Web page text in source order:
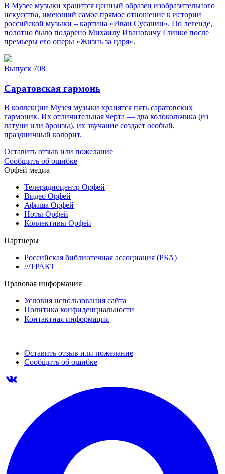
В Музее музыки хранится ценный образец изобразительного
искусства, имеющий самое прямое отношение к истории
российской музыки – картина «Иван Сусанин». По легенде,
полотно было подарено Михаилу Ивановичу Глинке после
премьеры его оперы «Жизнь за царя».
Выпуск 708
Саратовская гармонь
В коллекции Музея музыки хранятся пять саратовских
гармоник. Их отличительная черта — два колокольчика (из
латуни или бронзы), их звучание создает особый,
праздничный колорит.
Оставить отзыв или пожелание
Сообщить об ошибке
Орфей медиа
Телерадиоцентр Орфей
Видео Орфей
Афиша Орфей
Ноты Орфей
Коллективы Орфей
Партнеры
Российская библиотечная ассоциация (РБА)
///ТРАКТ
Правовая информация
Условия использования сайта
Политика конфиденциальности
Контактная информация
Оставить отзыв или пожелание
Сообщить об ошибке